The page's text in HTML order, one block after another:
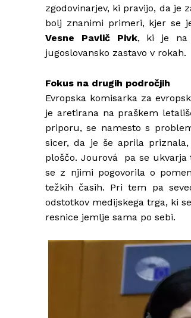
zgodovinarjev, ki pravijo, da
bolj znanimi primeri, kjer se
Vesne Pavlič Pivk, ki je na
jugoslovansko zastavo v rokah.
Fokus na drugih področjih
Evropska komisarka za
je aretirana na praškem
priporu, se namesto s
sicer, da je še aprila
ploščo. Jourová pa se
se z njimi pogovorila o
težkih časih. Pri tem pa
odstotkov medijskega trga, ki
resnice jemlje sama po sebi.